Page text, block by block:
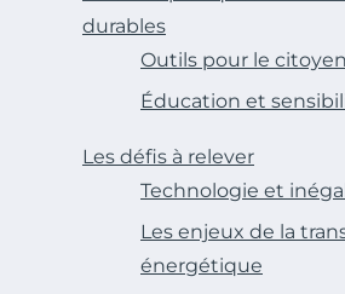
durables
Outils pour le citoyen
Éducation et
Les défis à relever
Technologie et
Les enjeux de la
énergétique